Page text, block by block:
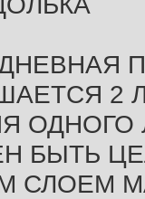
2
ОДНОГО
БЫТЬ
СЛОЕМ